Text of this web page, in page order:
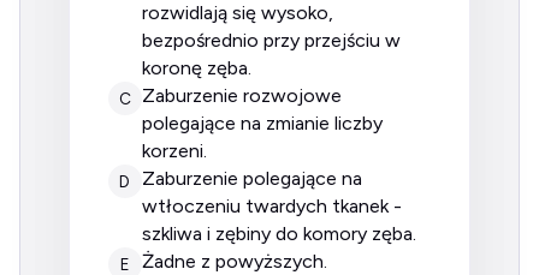
rozwidlają się wysoko,
bezpośrednio przy przejściu w
koronę zęba.
C
zaburzenie rozwojowe
polegające na zmianie liczby
korzeni.
D
zaburzenie polegające na
wtłoczeniu twardych tkanek -
szkliwa i zębiny do komory zęba.
E żadne z powyższych.